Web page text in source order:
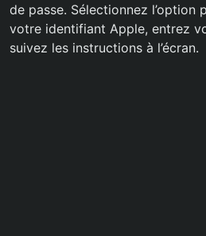
de passe. Sélectionnez l’option
votre identifiant Apple, entrez
suivez les instructions à l’écran.